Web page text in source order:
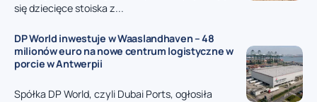
się dziecięce stoiska z...
DP World inwestuje w Waaslandhaven – 48
milionów euro na nowe centrum logistyczne w
porcie w Antwerpii
Spółka DP World, czyli Dubai Ports, ogłosiła